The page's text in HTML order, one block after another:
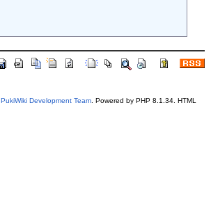
PukiWiki Development Team. Powered by PHP 8.1.34. HTML